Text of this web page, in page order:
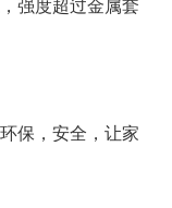
强度超过金属套
保，安全，让家